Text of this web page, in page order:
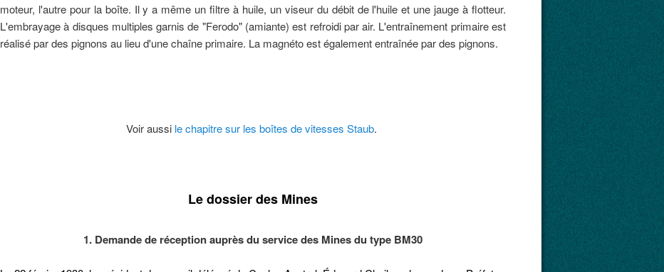
moteur, l'autre pour la boîte. Il y a même un filtre à huile, un viseur du débit de l'huile et une jauge à flotteur.
L'embrayage à disques multiples garnis de "Ferodo" (amiante) est refroidi par air. L'entraînement primaire est
réalisé par des pignons au lieu d'une chaîne primaire. La magnéto est également entraînée par des pignons.
Voir aussi le chapitre sur les boîtes de vitesses Staub.
Le dossier des Mines
1. Demande de réception auprès du service des Mines du type BM30